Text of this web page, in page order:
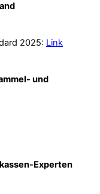
2025: Link
und
Experten